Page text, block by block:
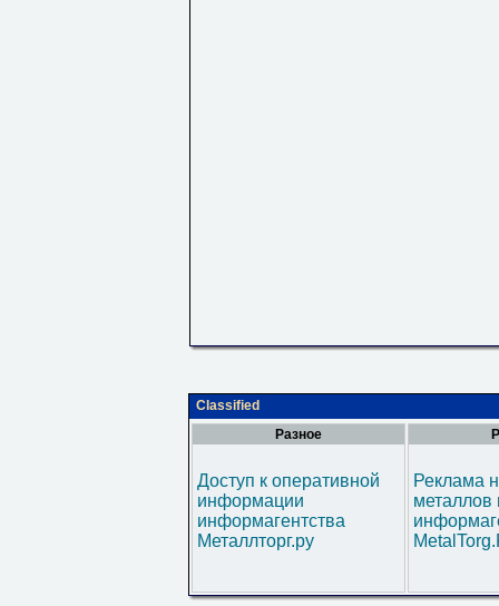
Classified
Разное
Доступ к оперативной
информации
информагентства
Металлторг.ру
Реклама
металлов